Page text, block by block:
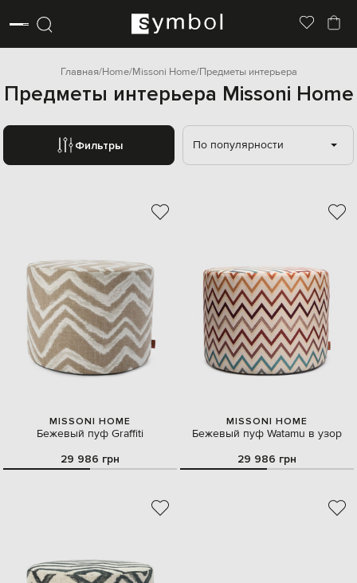
Главная Home Missoni Home Предметы интерьера
Предметы интерьера Missoni Home
Фильтры По популярности
MISSONI HOME
Бежевый пуф Graffiti
29 986 грн
MISSONI HOME
Бежевый пуф Watamu в узор
29 986 грн